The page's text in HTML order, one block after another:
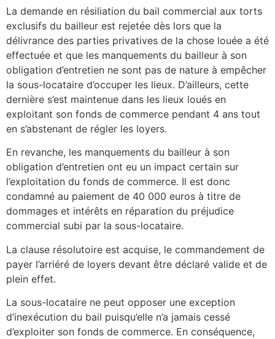
La demande en résiliation du bail commercial aux torts
exclusifs du bailleur est rejetée dès lors que la
délivrance des parties privatives de la chose louée a été
effectuée et que les manquements du bailleur à son
obligation d’entretien ne sont pas de nature à empêcher
la sous-locataire d’occuper les lieux. D’ailleurs, cette
dernière s’est maintenue dans les lieux loués en
exploitant son fonds de commerce pendant 4 ans tout
en s’abstenant de régler les loyers.
En revanche, les manquements du bailleur à son
obligation d’entretien ont eu un impact certain sur
l’exploitation du fonds de commerce. Il est donc
condamné au paiement de 40 000 euros à titre de
dommages et intérêts en réparation du préjudice
commercial subi par la sous-locataire.
La clause résolutoire est acquise, le commandement de
payer l’arriéré de loyers devant être déclaré valide et de
plein effet.
La sous-locataire ne peut opposer une exception
d’inexécution du bail puisqu’elle n’a jamais cessé
d’exploiter son fonds de commerce. En conséquence,